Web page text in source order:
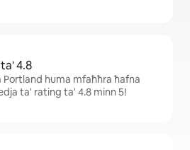
4.8
Portland huma mfaħħra ħafna
ta' rating ta' 4.8 minn 5!